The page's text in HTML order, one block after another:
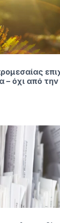
– όχι από την